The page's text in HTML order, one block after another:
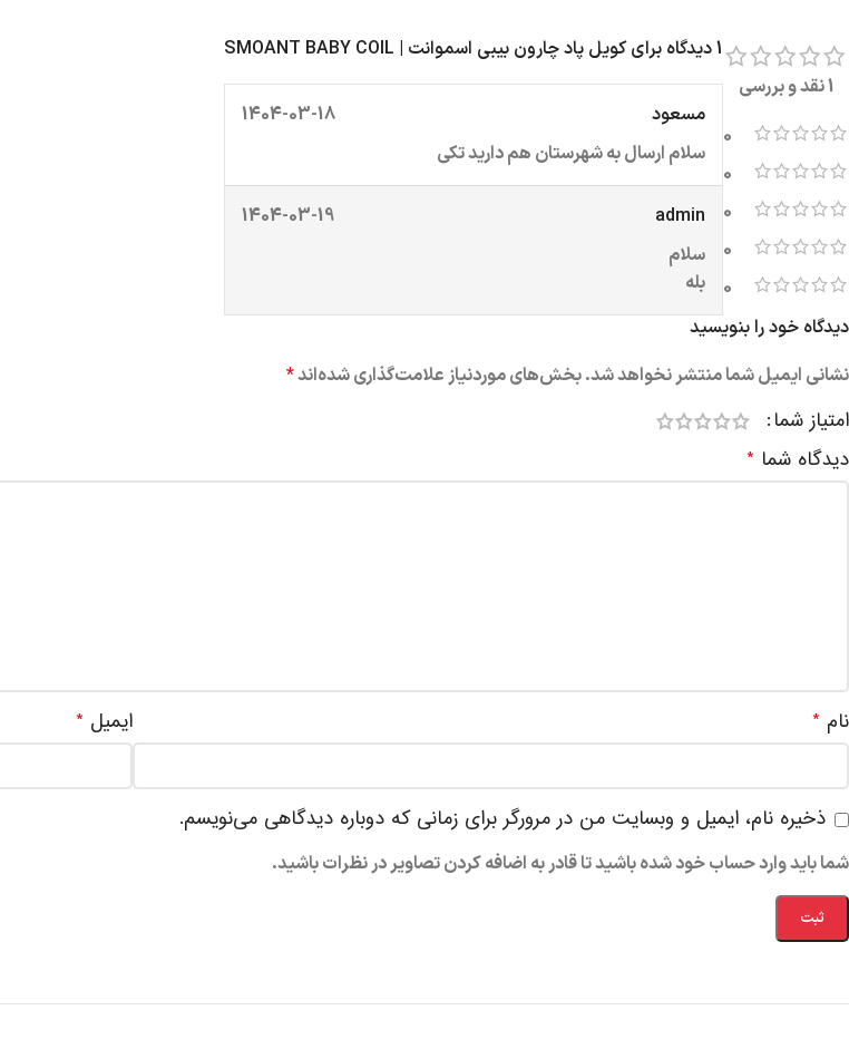
1 نقد و بررسی
0
0
0
0
0
1 دیدگاه برای کویل پاد چارون بیبی اسموانت | SMOANT BABY COIL
مسعود
1404-03-18
سلام ارسال به شهرستان هم دارید تکی
admin
1404-03-19
سلام
بله
دیدگاه خود را بنویسید
نشانی ایمیل شما منتشر نخواهد شد.بخش‌های موردنیاز علامت‌گذاری شده‌اند*
امتیاز شما
دیدگاه شما *
نام * ایمیل *
ذخیره نام، ایمیل و وبسایت من در مرورگر برای زمانی که دوباره دیدگاهی می‌نویسم.
شما باید وارد حساب خود شده باشید تا قادر به اضافه کردن تصاویر در نظرات باشید.